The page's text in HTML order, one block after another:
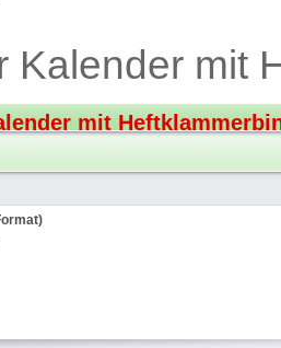
Kalender mit
mit